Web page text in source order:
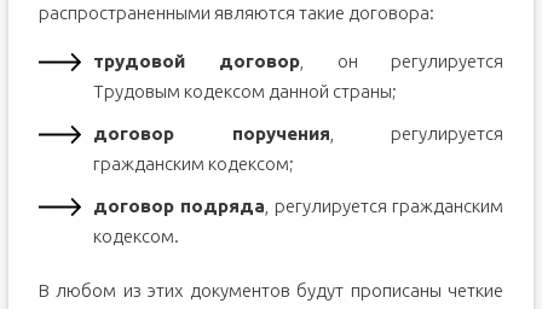
распространенными являются такие договора:
трудовой договор , он регулируется
Трудовым кодексом данной страны;
договор поручения , регулируется
гражданским кодексом;
договор подряда , регулируется гражданским
кодексом.
В любом из этих документов будут прописаны четкие